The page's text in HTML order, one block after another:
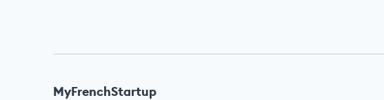
MyFrenchStartup